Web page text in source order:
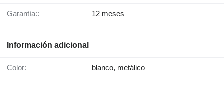
Garantía:: 12 meses
Información adicional
Color: blanco, metálico